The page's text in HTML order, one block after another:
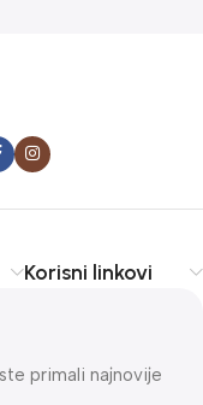
Korisni linkovi
primali najnovije